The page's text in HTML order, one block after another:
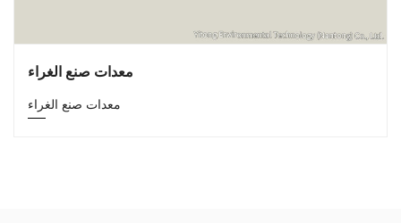
معدات صنع الغراء
معدات صنع الغراء